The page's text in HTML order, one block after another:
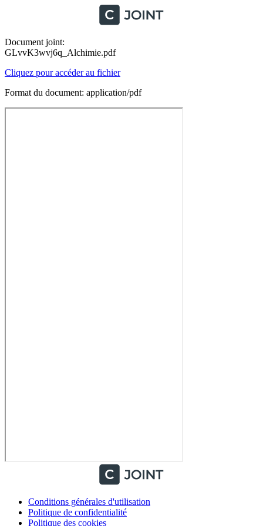
Document joint:
GLvvK3wvj6q_Alchimie.pdf
Cliquez pour accéder au fichier
Format du document: application/pdf
Conditions générales d'utilisation
Politique de confidentialité
Politique des cookies